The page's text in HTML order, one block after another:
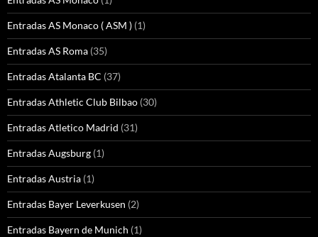
Entradas AS Monaco ( ASM ) (1)
Entradas AS Roma (35)
Entradas Atalanta BC (37)
Entradas Athletic Club Bilbao (30)
Entradas Atletico Madrid (31)
Entradas Augsburg (1)
Entradas Austria (1)
Entradas Bayer Leverkusen (2)
Entradas Bayern de Munich (1)